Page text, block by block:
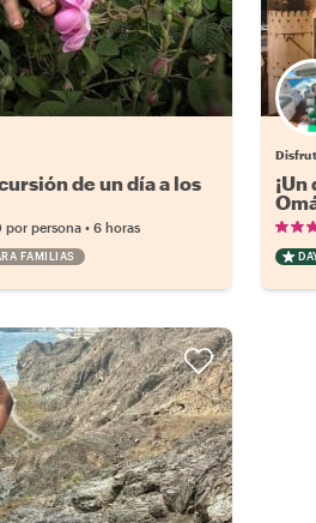
de un día a los
por persona • 6 horas
FAMILIAS